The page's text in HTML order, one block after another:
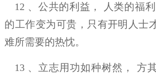
12 、公共的利益， 人类的福
的工作变为可贵，只有开明人士
难所需要的热忱。
13 、立志用功如种树然， 方